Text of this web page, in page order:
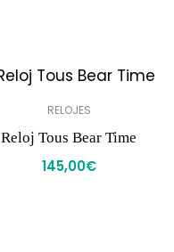
RELOJES
Reloj Tous Bear Time
145,00€